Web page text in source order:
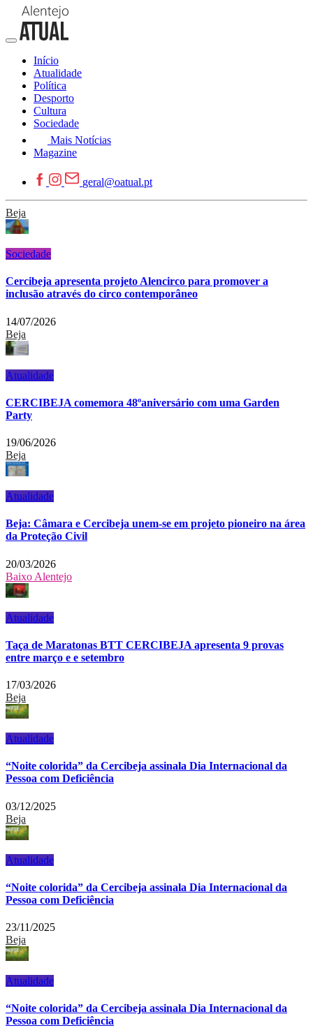
Início
Atualidade
Política
Desporto
Cultura
Sociedade
Mais Notícias
Magazine
geral@oatual.pt
Beja
Sociedade
Cercibeja apresenta projeto Alencirco para promover a
inclusão através do circo contemporâneo
14/07/2026
Beja
Atualidade
CERCIBEJA comemora 48ºaniversário com uma Garden
Party
19/06/2026
Beja
Atualidade
Beja: Câmara e Cercibeja unem-se em projeto pioneiro na área
da Proteção Civil
20/03/2026
Baixo Alentejo
Atualidade
Taça de Maratonas BTT CERCIBEJA apresenta 9 provas
entre março e e setembro
17/03/2026
Beja
Atualidade
“Noite colorida” da Cercibeja assinala Dia Internacional da
Pessoa com Deficiência
03/12/2025
Beja
Atualidade
“Noite colorida” da Cercibeja assinala Dia Internacional da
Pessoa com Deficiência
23/11/2025
Beja
Atualidade
“Noite colorida” da Cercibeja assinala Dia Internacional da
Pessoa com Deficiência